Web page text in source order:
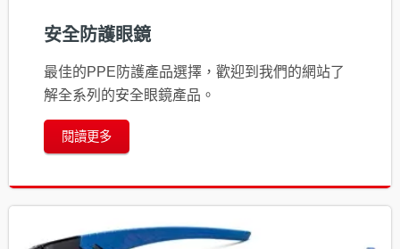
安全防護眼鏡
最佳的PPE防護產品選擇，歡迎到我們的網站了
解全系列的安全眼鏡產品。
閱讀更多